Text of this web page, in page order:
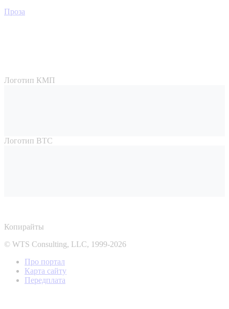
Проза
Логотип КМП
Логотип ВТС
Копирайты
© WTS Consulting, LLC, 1999-2026
Про портал
Карта сайту
Передплата